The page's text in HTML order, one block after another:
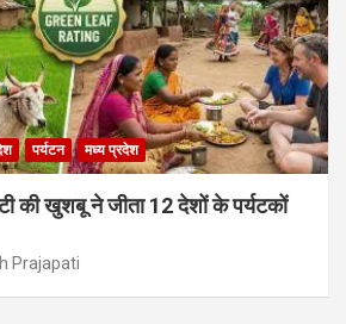
पर्यटन मध्य प्रदेश
की खुशबू ने जीता 12 देशों के पर्यटकों
Prajapati